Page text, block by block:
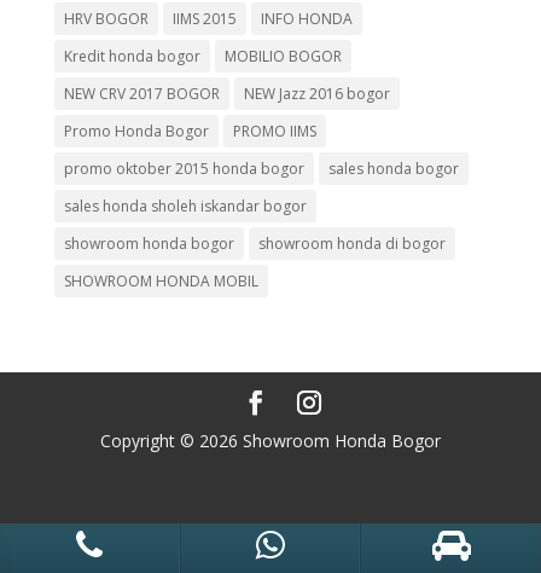
HRV BOGOR
IIMS 2015
INFO HONDA
Kredit honda bogor
MOBILIO BOGOR
NEW CRV 2017 BOGOR
NEW Jazz 2016 bogor
Promo Honda Bogor
PROMO IIMS
promo oktober 2015 honda bogor
sales honda bogor
sales honda sholeh iskandar bogor
showroom honda bogor
showroom honda di bogor
SHOWROOM HONDA MOBIL
Copyright © 2026 Showroom Honda Bogor